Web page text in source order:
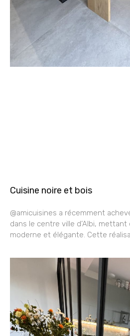
Cuisine noire et bois
@amicuisines a récemment
dans le centre ville d’Albi,
moderne et élégante. Cette